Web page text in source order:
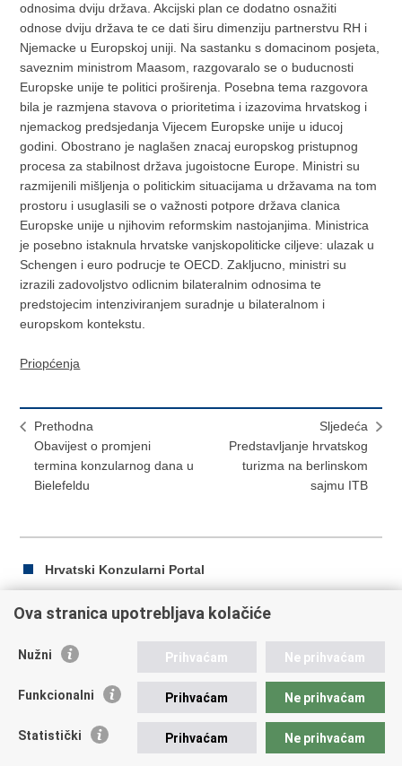
odnosima dviju država. Akcijski plan ce dodatno osnažiti
odnose dviju država te ce dati širu dimenziju partnerstvu RH i
Njemacke u Europskoj uniji. Na sastanku s domacinom posjeta,
saveznim ministrom Maasom, razgovaralo se o buducnosti
Europske unije te politici proširenja. Posebna tema razgovora
bila je razmjena stavova o prioritetima i izazovima hrvatskog i
njemackog predsjedanja Vijecem Europske unije u iducoj
godini. Obostrano je naglašen znacaj europskog pristupnog
procesa za stabilnost država jugoistocne Europe. Ministri su
razmijenili mišljenja o politickim situacijama u državama na tom
prostoru i usuglasili se o važnosti potpore država clanica
Europske unije u njihovim reformskim nastojanjima. Ministrica
je posebno istaknula hrvatske vanjskopoliticke ciljeve: ulazak u
Schengen i euro podrucje te OECD. Zakljucno, ministri su
izrazili zadovoljstvo odlicnim bilateralnim odnosima te
predstojecim intenziviranjem suradnje u bilateralnom i
europskom kontekstu.
Priopćenja
Prethodna
Obavijest o promjeni
termina konzularnog dana u
Bielefeldu
Sljedeća
Predstavljanje hrvatskog
turizma na berlinskom
sajmu ITB
Hrvatski Konzularni Portal
Ispiši
Podijeli
Facebooku
Twitteru
Republika Hrvatska
Trg N.Š. Zrinskog 7-8, 10000 Zagreb
Ova stranica upotrebljava kolačiće
Nužni Prihvaćam Ne prihvaćam
Funkcionalni Prihvaćam Ne prihvaćam
Statistički Prihvaćam Ne prihvaćam